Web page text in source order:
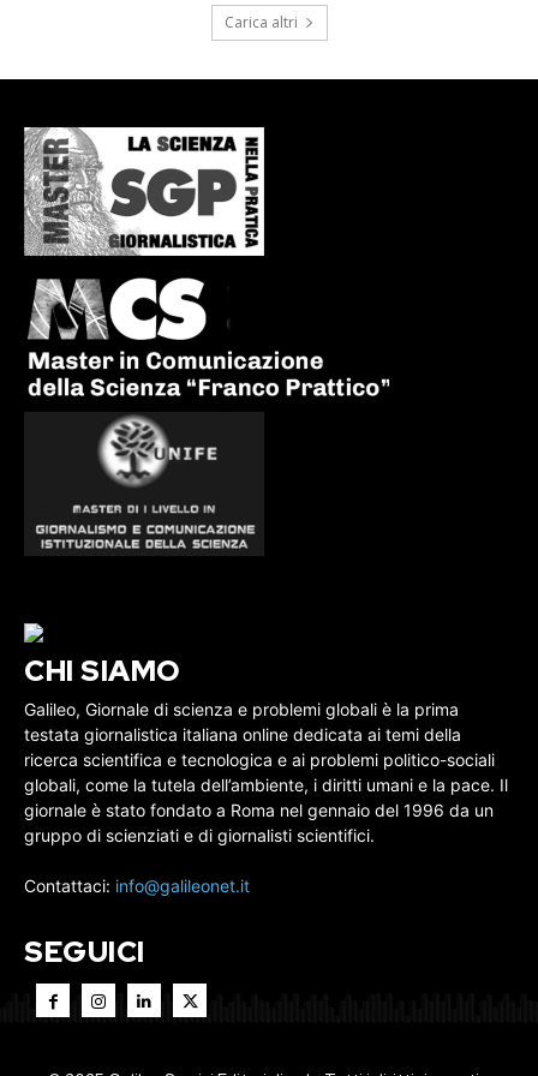
Carica altri
CHI SIAMO
Galileo, Giornale di scienza e problemi globali è la prima
testata giornalistica italiana online dedicata ai temi della
ricerca scientifica e tecnologica e ai problemi politico-sociali
globali, come la tutela dell’ambiente, i diritti umani e la pace. Il
giornale è stato fondato a Roma nel gennaio del 1996 da un
gruppo di scienziati e di giornalisti scientifici.
Contattaci: info@galileonet.it
SEGUICI